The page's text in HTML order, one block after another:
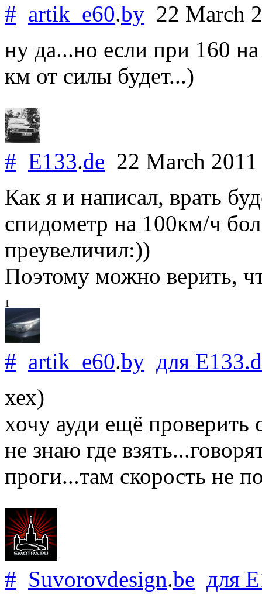
# artik_e60.by 22 March
ну да...но если при 160
км от силы будет...)
# E133.de 22 March
Как я и написал, врать
спидометр на 100км/ч
преувеличил:))
Поэтому можно верить,
1
# artik_e60.by для E133.
хех)
хочу ауди ещё проверить
не знаю где
проги...там скорость не
# Suvorovdesign.be для